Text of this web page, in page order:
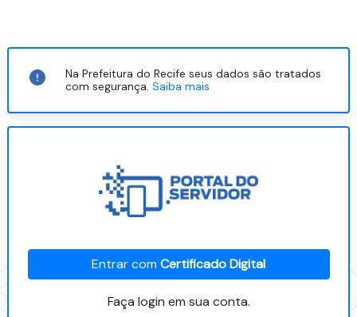
Na Prefeitura do Recife seus dados são tratados
com segurança.Saiba mais
Entrar comCertificado Digital
Faça login em sua conta.